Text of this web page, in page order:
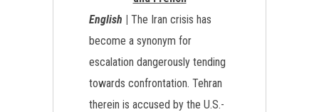
English | The Iran crisis has
become a synonym for
escalation dangerously tending
towards confrontation. Tehran
therein is accused by the U.S.-